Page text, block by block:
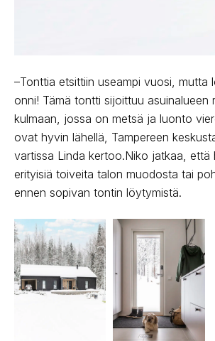
–Tonttia etsittiin useampi vuosi, mutta
onni! Tämä tontti sijoittuu asuinalueen
kulmaan, jossa on metsä ja luonto
ovat hyvin lähellä, Tampereen
vartissa Linda kertoo.Niko jatkaa, että
erityisiä toiveita talon muodosta tai
ennen sopivan tontin löytymistä.